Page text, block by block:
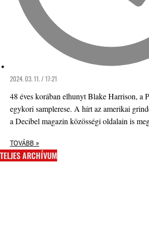
2024. 03. 11. / 17:21
48 éves korában elhunyt Blake Harrison, a
egykori samplerese. A hírt az amerikai
a Decibel magazin közösségi oldalain is
TOVÁBB »
TELJES ARCHÍVUM